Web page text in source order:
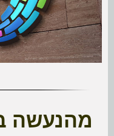
מהנעשה